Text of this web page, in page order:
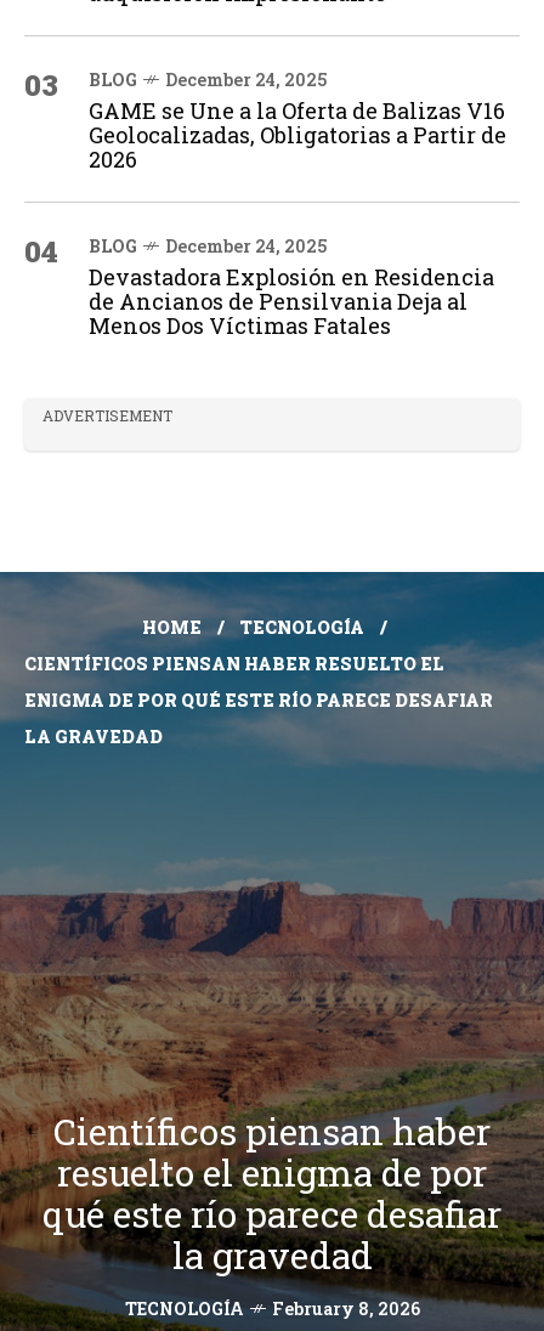
03 BLOG December 24, 2025
GAME se Une a la Oferta de Balizas V16
Geolocalizadas, Obligatorias a Partir de
2026
04 BLOG December 24, 2025
Devastadora Explosión en Residencia
de Ancianos de Pensilvania Deja al
Menos Dos Víctimas Fatales
ADVERTISEMENT
HOME
TECNOLOGÍA
CIENTÍFICOS PIENSAN HABER RESUELTO EL
ENIGMA DE POR QUÉ ESTE RÍO PARECE DESAFIAR
LA GRAVEDAD
Científicos piensan haber
resuelto el enigma de por
qué este río parece desafiar
la gravedad
TECNOLOGÍA February 8, 2026